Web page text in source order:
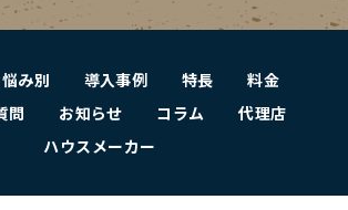
み別 導入事例 特長
料金
問
お知らせ コラム
代理店
ハウスメーカー